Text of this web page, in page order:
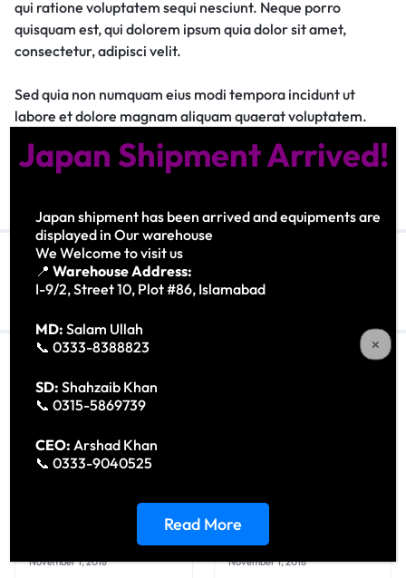
qui ratione voluptatem sequi nesciunt. Neque porro
quisquam est, qui dolorem ipsum quia dolor sit amet,
consectetur, adipisci velit.
Sed quia non numquam eius modi tempora incidunt ut
labore et dolore magnam aliquam quaerat voluptatem.
Create a home office with
a sense of Scandi calm
November 1, 2018
5 easy ways to boost your
emotional fitness
November 1, 2018
Japan Shipment Arrived!
Japan shipment has been arrived and equipments are
displayed in Our warehouse
We Welcome to visit us
📍Warehouse Address:
I-9/2, Street 10, Plot #86, Islamabad
MD: Salam Ullah
📞 0333-8388823
SD: Shahzaib Khan
📞 0315-5869739
CEO: Arshad Khan
📞 0333-9040525
Read More